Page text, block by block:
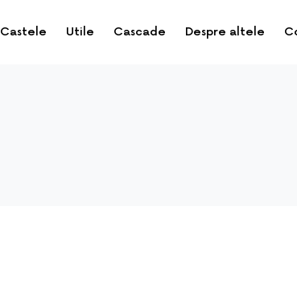
Castele Utile Cascade Despre altele